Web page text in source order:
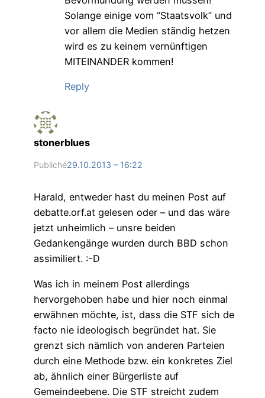
Solange einige vom “Staatsvolk” und
vor allem die Medien ständig hetzen
wird es zu keinem vernünftigen
MITEINANDER kommen!
Reply
stonerblues
Publiché29.10.2013 – 16:22
Harald, entweder hast du meinen Post auf
debatte.orf.at gelesen oder – und das wäre
jetzt unheimlich – unsre beiden
Gedankengänge wurden durch BBD schon
assimiliert. :-D
Was ich in meinem Post allerdings
hervorgehoben habe und hier noch einmal
erwähnen möchte, ist, dass die STF sich de
facto nie ideologisch begründet hat. Sie
grenzt sich nämlich von anderen Parteien
durch eine Methode bzw. ein konkretes Ziel
ab, ähnlich einer Bürgerliste auf
Gemeindeebene. Die STF streicht zudem